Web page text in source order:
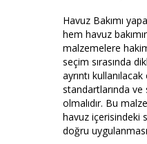
Havuz Bakımı
hem havuz
malzemelere
seçim sırasında
ayrıntı
standartlarında ve
olmalıdır. Bu
havuz içerisindeki
doğru